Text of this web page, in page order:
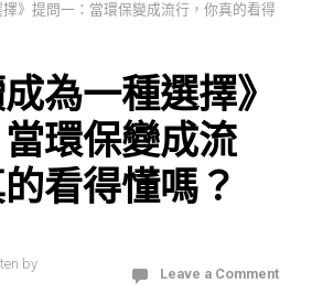
擇》提問一：當環保變成流行，你真的看得
為一種選擇》
環保變成流
看得懂嗎？
by
Leave a Comment